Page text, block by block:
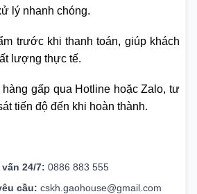
lý nhanh chóng.
trước khi thanh toán, giúp khách
lượng thực tế.
gấp qua Hotline hoặc Zalo, tư
tiến độ đến khi hoàn thành.
24/7: 0886 883 555
cầu: cskh.gaohouse@gmail.com